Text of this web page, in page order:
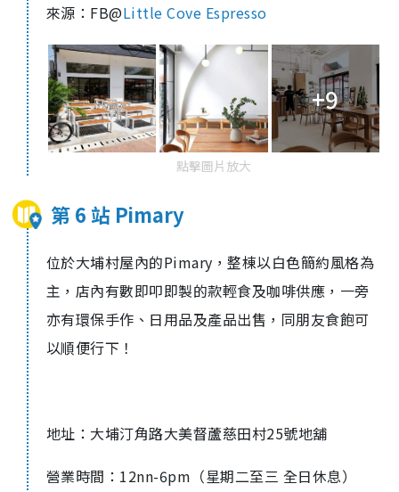
來源：FB@Little Cove Espresso
+9
點擊圖片放大
第 6 站 Pimary
位於大埔村屋內的Pimary ，整棟以白色簡約風格為
主，店內有數即叩即製的款輕食及咖啡供應，一旁
亦有環保手作、日用品及產品出售，同朋友食飽可
以順便行下！
地址：大埔汀角路大美督蘆慈田村25號地舖
營業時間： 12nn-6pm （星期二至三 全日休息）